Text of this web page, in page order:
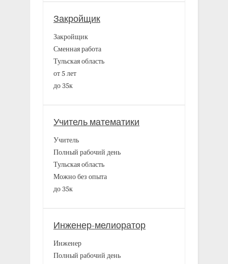
Закройщик
Закройщик
Сменная работа
Тульская область
от 5 лет
до 35к
Учитель математики
Учитель
Полный рабочий день
Тульская область
Можно без опыта
до 35к
Инженер-мелиоратор
Инженер
Полный рабочий день